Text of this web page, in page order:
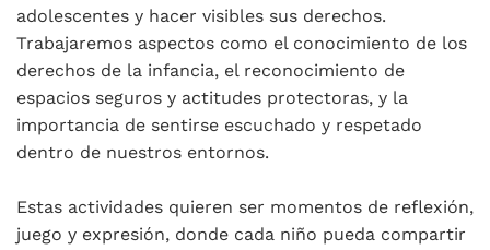
adolescentes y hacer visibles sus derechos.
Trabajaremos aspectos como el conocimiento de los
derechos de la infancia, el reconocimiento de
espacios seguros y actitudes protectoras, y la
importancia de sentirse escuchado y respetado
dentro de nuestros entornos.
Estas actividades quieren ser momentos de reflexión,
juego y expresión, donde cada niño pueda compartir